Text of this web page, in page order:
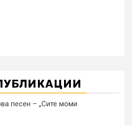
песен – „Сите моми